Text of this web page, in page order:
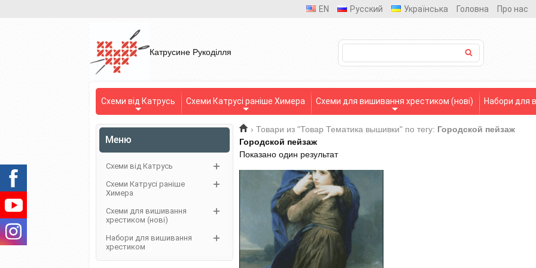
EN Русский Українська Головна Про нас
Катрусине Рукоділля
Схеми від Катрусь Схеми Катрусі раніше Химера Схеми для вишивання хрестиком (нові) Набори для
› Товари из "Товар Тематика вышивки" по тегу: Городской пейзаж
Городской пейзаж
Показано один результат
Меню
Схеми від Катрусь
Схеми Катрусі раніше
Химера
Схеми для вишивання
хрестиком (нові)
Набори для вишивання
хрестиком